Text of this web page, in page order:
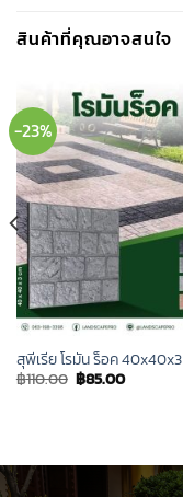
สินค้าที่คุณอาจสนใจ
-23%
สุพีเรีย โรมัน ร็อค 40x40x3
฿110.00 Original
price
฿85.00Current
price